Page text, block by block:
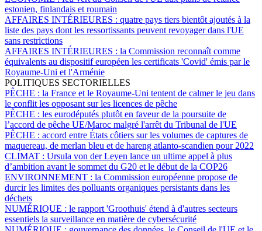
estonien, finlandais et roumain
AFFAIRES INTÉRIEURES : quatre pays tiers bientôt ajoutés à la
liste des pays dont les ressortissants peuvent revoyager dans l'UE
sans restrictions
AFFAIRES INTÉRIEURES : la Commission reconnaît comme
équivalents au dispositif européen les certificats 'Covid' émis par le
Royaume-Uni et l'Arménie
POLITIQUES SECTORIELLES
PÊCHE : la France et le Royaume-Uni tentent de calmer le jeu dans
le conflit les opposant sur les licences de pêche
PÊCHE : les eurodéputés plutôt en faveur de la poursuite de
l’accord de pêche UE/Maroc malgré l'arrêt du Tribunal de l'UE
PÊCHE : accord entre États côtiers sur les volumes de captures de
maquereau, de merlan bleu et de hareng atlanto-scandien pour 2022
CLIMAT : Ursula von der Leyen lance un ultime appel à plus
d’ambition avant le sommet du G20 et le début de la COP26
ENVIRONNEMENT : la Commission européenne propose de
durcir les limites des polluants organiques persistants dans les
déchets
NUMÉRIQUE : le rapport 'Groothuis' étend à d'autres secteurs
essentiels la surveillance en matière de cybersécurité